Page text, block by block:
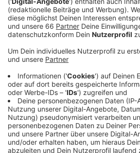
Veröffentlicht:Mittwoch, 09.02.2022
Zur Erklärung: Ein Stau-Niveau von
bedeutet, dass eine Fahrt
länger dauert, als sie es ohne
Verkehrsbehinderung würde. Vor
meisten Pendler noch 25 bis 35
zur Arbeit. Letztes Jahr waren es
Minuten weniger.